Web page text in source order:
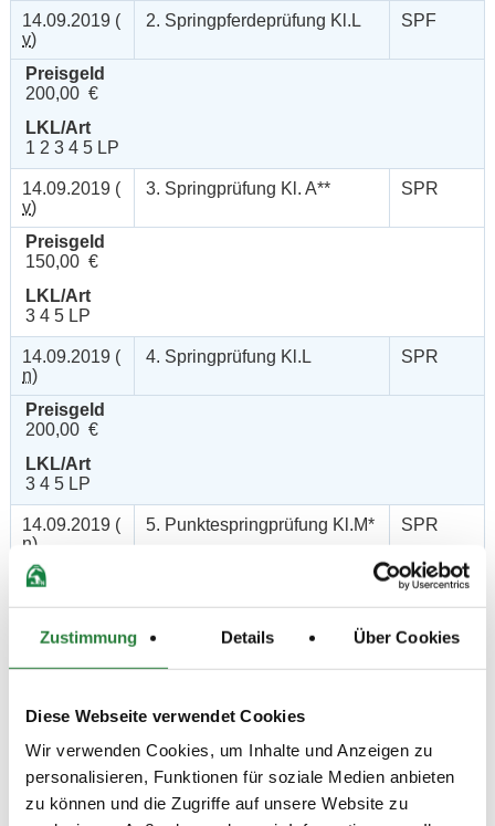
Zustimmung Details Über Cookies
Diese Webseite verwendet Cookies
Wir verwenden Cookies, um Inhalte und Anzeigen zu
personalisieren, Funktionen für soziale Medien anbieten
zu können und die Zugriffe auf unsere Website zu
14.09.2019 (
v)
2. Springpferdeprüfung Kl.L SPF
Preisgeld
200,00 €
LKL/Art
1 2 3 4 5 LP
14.09.2019 (
v)
3. Springprüfung Kl. A** SPR
Preisgeld
150,00 €
LKL/Art
3 4 5 LP
14.09.2019 (
n)
4. Springprüfung Kl.L SPR
Preisgeld
200,00 €
LKL/Art
3 4 5 LP
14.09.2019 (
n)
5. Punktespringprüfung Kl.M* SPR
Preisgeld
LKL/Art
n)
Preisgeld
LKL/Art
2 3 4 LP